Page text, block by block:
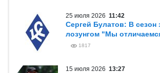
25 июля 2026 11:42
Сергей Булатов: В сезон
лозунгом "Мы
1817
15 июля 2026 13:27